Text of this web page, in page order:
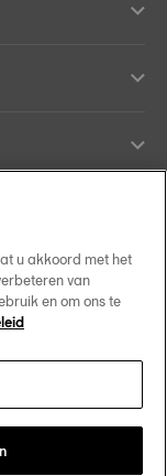
Copyrights 2026
u akkoord met het
van
en om ons te